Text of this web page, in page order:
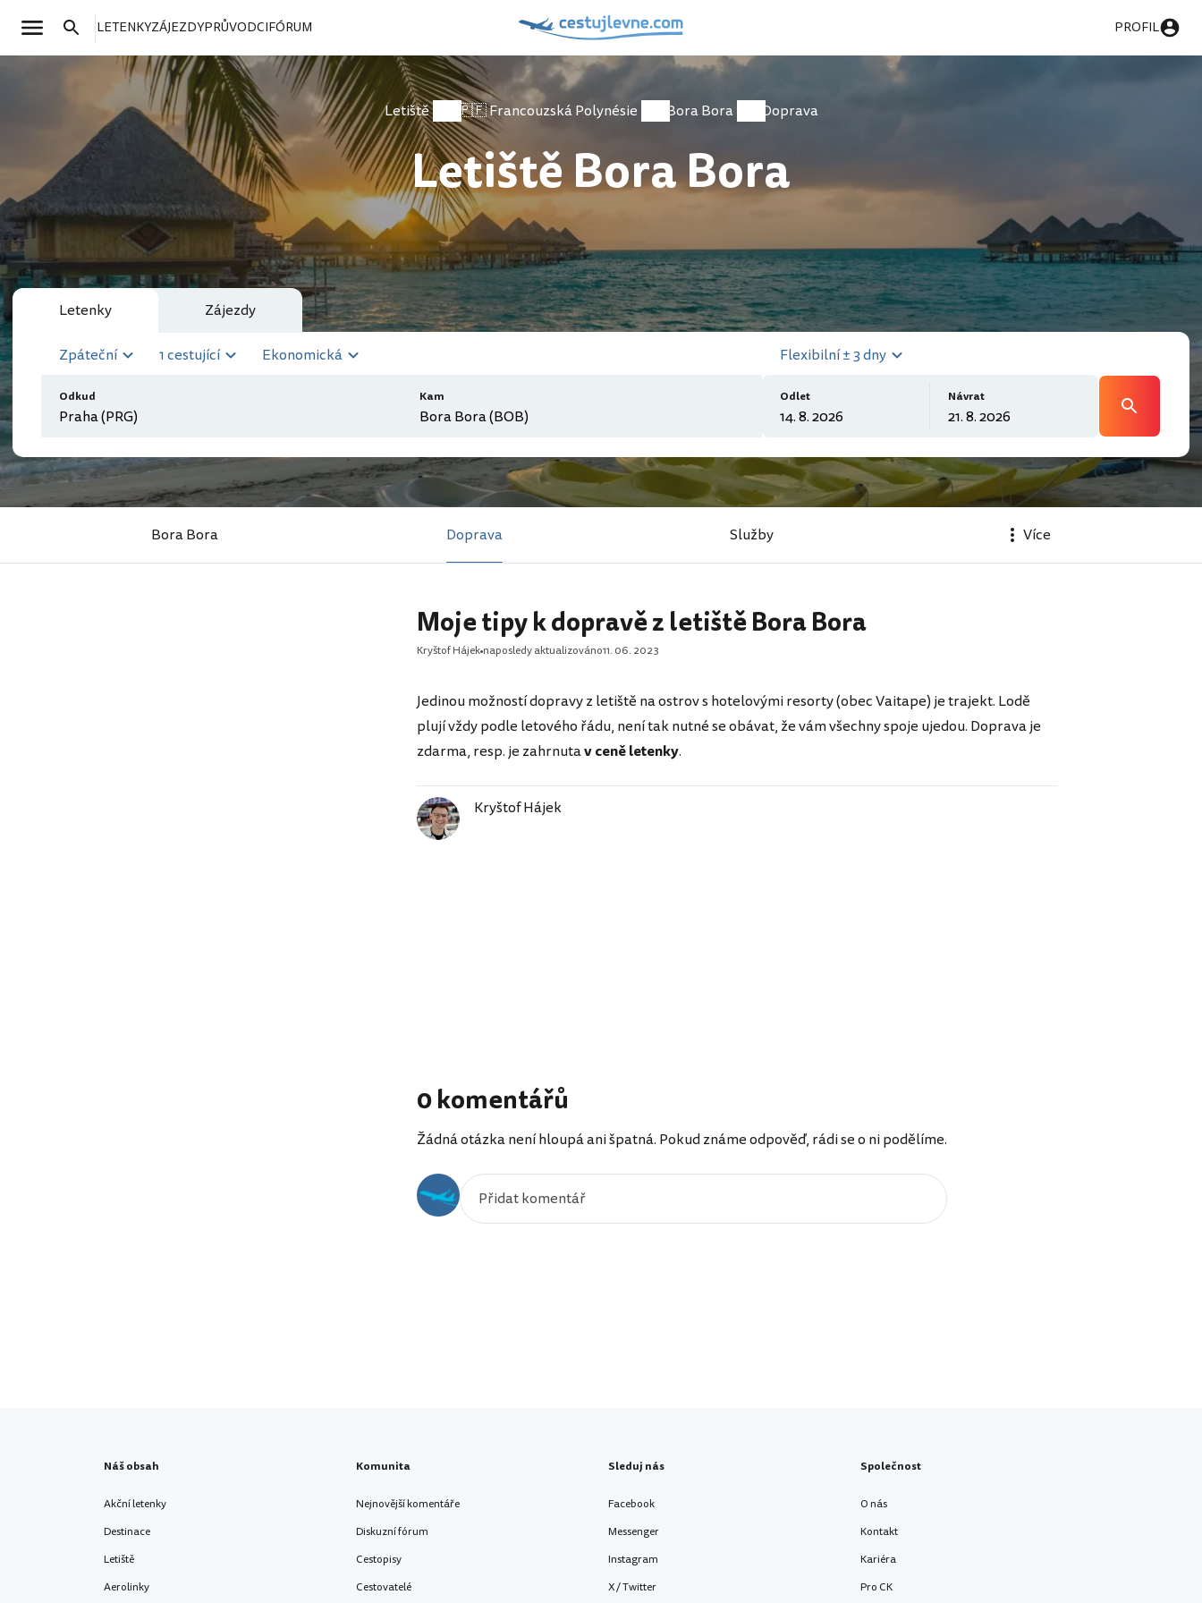
LETENKYZÁJEZDYPRŮVODCIFÓRUM PROFIL
Letiště 🇵🇫 Francouzská Polynésie Bora Bora Doprava
Letiště Bora Bora
Letenky Zájezdy
Zpáteční 1 cestující Ekonomická
Odkud Kam
Flexibilní ± 3 dny
Odlet Návrat
Bora Bora Doprava Služby Více
Moje tipy k dopravě z letiště Bora Bora
Kryštof Hájek naposledy aktualizováno11. 06. 2023
Jedinou možností dopravy z letiště na ostrov s hotelovými resorty (obec Vaitape) je trajekt. Lodě
plují vždy podle letového řádu, není tak nutné se obávat, že vám všechny spoje ujedou. Doprava je
zdarma, resp. je zahrnutav ceně letenky.
Kryštof Hájek
0 komentářů
Žádná otázka není hloupá ani špatná. Pokud známe odpověď, rádi se o ni podělíme.
Náš obsah
Akční letenky
Destinace
Letiště
Aerolinky
Komunita
Nejnovější komentáře
Diskuzní fórum
Cestopisy
Cestovatelé
Sleduj nás
Facebook
Messenger
Instagram
X / Twitter
Společnost
O nás
Kontakt
Kariéra
Pro CK